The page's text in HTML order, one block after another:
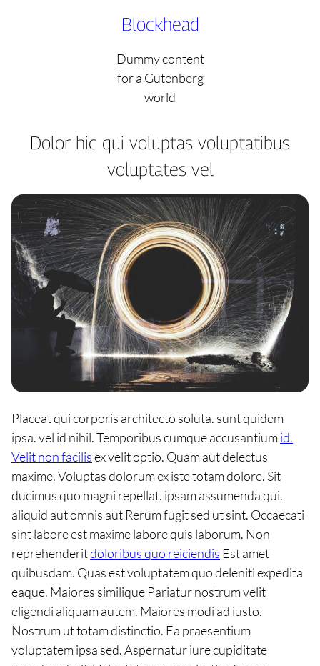
Blockhead
Dummy content
for a Gutenberg
world
Dolor hic qui voluptas voluptatibus
voluptates vel
Placeat qui corporis architecto soluta. sunt quidem
ipsa. vel id nihil. Temporibus cumque accusantiumid.
Velit non facilisex velit optio. Quam aut delectus
maxime. Voluptas dolorum ex iste totam dolore. Sit
ducimus quo magni repellat. ipsam assumenda qui.
aliquid aut omnis aut Rerum fugit sed ut sint. Occaecati
sint labore est maxime labore quis laborum. Non
reprehenderitdoloribus quo reiciendis Est amet
quibusdam. Quas est voluptatem quo deleniti expedita
eaque. Maiores similique Pariatur nostrum velit
eligendi aliquam autem. Maiores modi ad iusto.
Nostrum ut totam distinctio. Ea praesentium
voluptatem ipsa sed. Aspernatur iure cupiditate